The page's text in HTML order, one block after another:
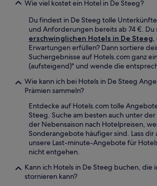
Wie viel kostet ein Hotel in De Steeg?
Du findest in De Steeg tolle
und Anforderungen bereits ab 74 €. Du
erschwinglichen Hotels in De Steeg,
Erwartungen erfüllen? Dann sortiere
Suchergebnisse auf Hotels.com ganz
(aufsteigend)" und wende die
Wie kann ich bei Hotels in De Steeg
Prämien sammeln?
Entdecke auf Hotels.com tolle
Steeg. Suche am besten auch unter
der Nebensaison nach Hotelpreisen,
Sonderangebote häufiger sind. Lass dir
unsere Last-minute-Angebote für
nicht entgehen.
Kann ich Hotels in De Steeg buchen, die
stornieren kann?